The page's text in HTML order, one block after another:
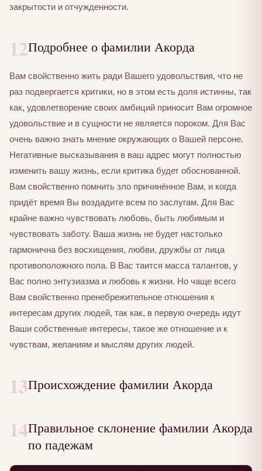
закрытости и отчужденности.
12Подробнее о фамилии Акорда
Вам свойственно жить ради Вашего удовольствия, что не
раз подвергается критики, но в этом есть доля истинны, так
как, удовлетворение своих амбиций приносит Вам огромное
удовольствие и в сущности не является пороком. Для Вас
очень важно знать мнение окружающих о Вашей персоне.
Негативные высказывания в ваш адрес могут полностью
изменить вашу жизнь, если критика будет обоснованной.
Вам свойственно помнить зло причинённое Вам, и когда
придёт время Вы воздадите всем по заслугам. Для Вас
крайне важно чувствовать любовь, быть любимым и
чувствовать заботу. Ваша жизнь не будет настолько
гармонична без восхищения, любви, дружбы от лица
противоположного пола. В Вас таится масса талантов, у
Вас полно энтузиазма и любовь к жизни. Но чаще всего
Вам свойственно пренебрежительное отношения к
интересам других людей, так как, в первую очередь идут
Ваши собственные интересы, такое же отношение и к
чувствам, желаниям и мыслям других людей.
13Происхождение фамилии Акорда
14Правильное склонение фамилии Акорда
по падежам